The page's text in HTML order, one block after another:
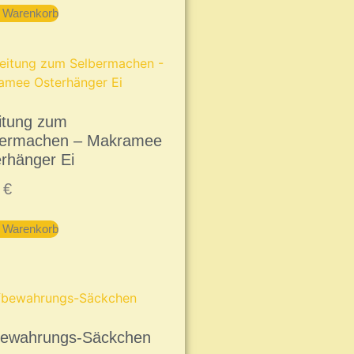
zum
– Makramee
Ei
€
Säckchen